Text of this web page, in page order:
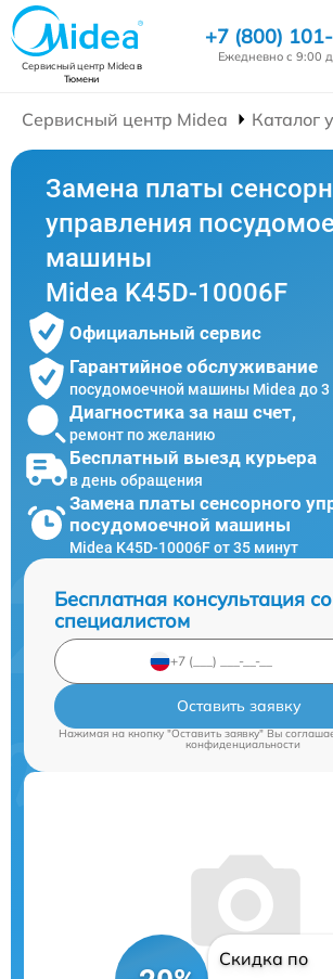
Сервисный центр Mideaв
Тюмени
+7 (800)
Ежедневно с 9:00
Сервисный центр Midea Каталог
Замена платы
управления
машины
Midea K45D-10006F
Официальный сервис
Гарантийное обслуживание
посудомоечной машины Midea до 3
Диагностика за наш счет,
ремонт по желанию
Бесплатный выезд курьера
в день обращения
Замена платы сенсорного
посудомоечной машины
Midea K45D-10006F от 35 минут
Бесплатная консультация со
специалистом
Оставить заявку
Нажимая на кнопку "Оставить заявку" Вы
конфиденциальности
Скидка по